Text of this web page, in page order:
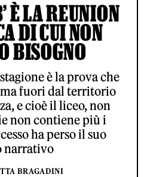
È LA REUNION
DI CUI NON
BISOGNO
è la prova che
fuori dal territorio
e cioè il liceo, non
non contiene più i
ha perso il suo
narrativo
BRAGADINI